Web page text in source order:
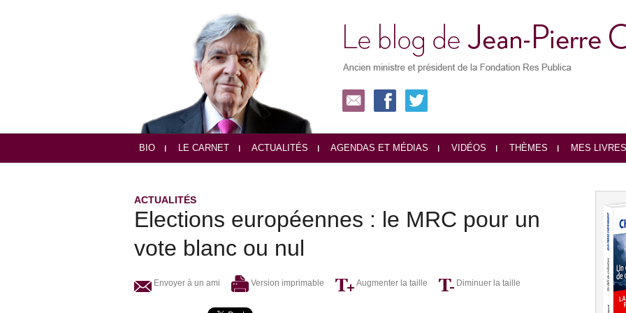
BIO LE CARNET ACTUALITÉS AGENDAS ET MÉDIAS VIDÉOS THÈMES MES LIVRES
ACTUALITÉS
Elections européennes : le MRC pour un
vote blanc ou nul
Envoyer à un ami Version imprimable Augmenter la taille Diminuer la taille